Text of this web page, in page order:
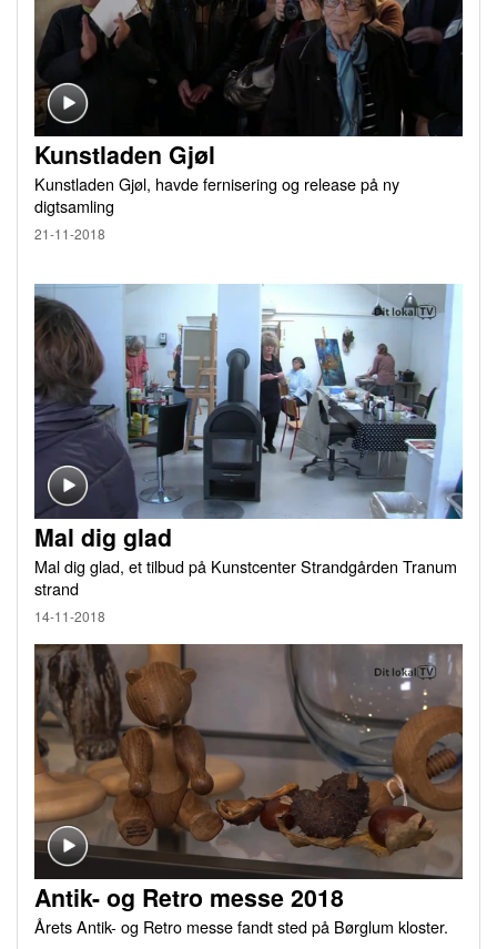
Kunstladen Gjøl
Kunstladen Gjøl, havde fernisering og release på ny
digtsamling
21-11-2018
Mal dig glad
Mal dig glad, et tilbud på Kunstcenter Strandgården Tranum
strand
14-11-2018
Antik- og Retro messe 2018
Årets Antik- og Retro messe fandt sted på Børglum kloster.